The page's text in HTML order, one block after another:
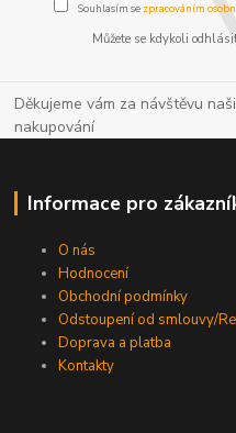
Souhlasím se zpracováním
Můžete se kdykoli
Děkujeme vám za návštěvu
nakupování
Informace pro
O nás
Hodnocení
Obchodní podmínky
Odstoupení od smlouvy/
Doprava a platba
Kontakty